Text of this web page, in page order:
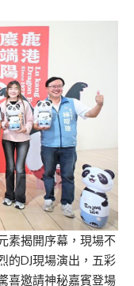
素揭開序幕，現場不
的DJ現場演出，五彩
喜邀請神秘嘉賓登場